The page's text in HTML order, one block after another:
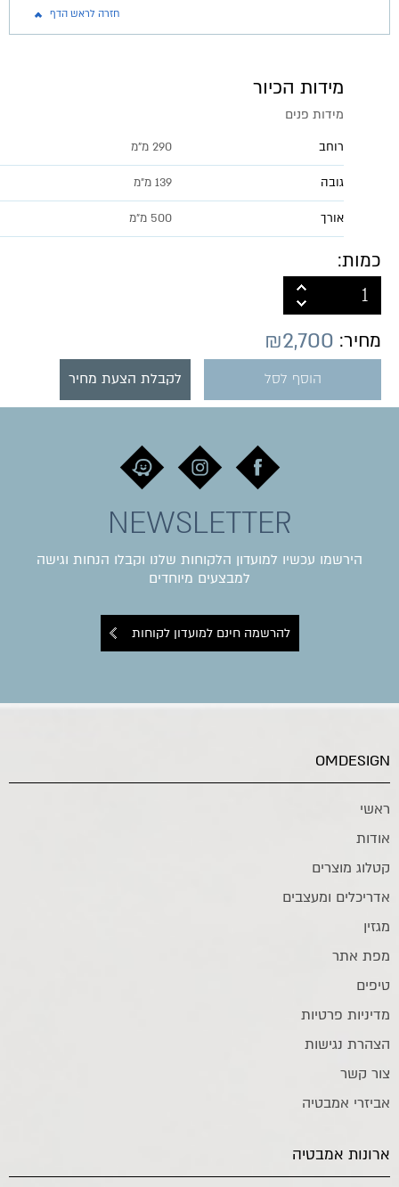
חזרה לראש הדף
מידות הכיור
מידות פנים
רוחב 290 מ"מ
גובה 139 מ״מ
אורך 500 מ״מ
כמות:
מחיר: ₪2,700
הוסף לסל לקבלת הצעת מחיר
NEWSLETTER
הירשמו עכשיו למועדון הלקוחות שלנו וקבלו הנחות וגישה
למבצעים מיוחדים
להרשמה חינם למועדון לקוחות
OMDESIGN
ראשי
אודות
קטלוג מוצרים
אדריכלים ומעצבים
מגזין
מפת אתר
טיפים
מדיניות פרטיות
הצהרת נגישות
צור קשר
אביזרי אמבטיה
ארונות אמבטיה